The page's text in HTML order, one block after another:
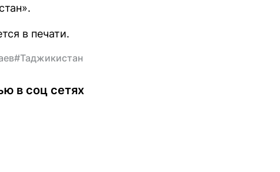
в печати.
#Таджикистан
в соц сетях